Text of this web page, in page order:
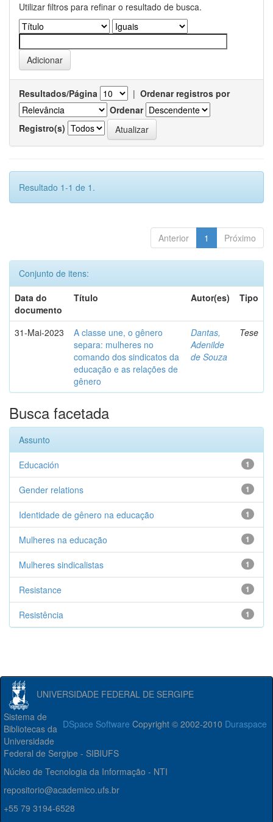
Utilizar filtros para refinar o resultado de busca.
Resultados/Página | Ordenar registros por
Ordenar
Registro(s)
Resultado 1-1 de 1.
Anterior 1 Próximo
Conjunto de itens:
Data do
documento
Título Autor(es) Tipo
31-Mai-2023
A classe une, o gênero
separa: mulheres no
comando dos sindicatos da
educação e as relações de
gênero
Dantas,
Adenilde
de Souza
Tese
Busca facetada
Assunto
1
Educación
1
Gender relations
1
Identidade de gênero na educação
1
Mulheres na educação
1
Mulheres sindicalistas
1
Resistance
1
Resistência
UNIVERSIDADE FEDERAL DE SERGIPE
DSpace Software Copyright © 2002-2010 Duraspace
Sistema de
Bibliotecas da
Universidade
Federal de Sergipe - SIBIUFS
Núcleo de Tecnologia da Informação - NTI
repositorio@academico.ufs.br
+55 79 3194-6528